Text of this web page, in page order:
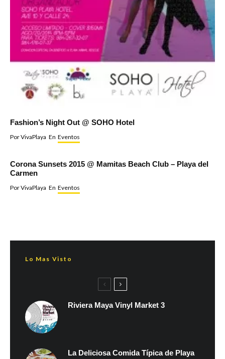
Fashion’s Night Out @ SOHO Hotel
PorVivaPlaya En Eventos
Corona Sunsets 2015 @ Mamitas Beach Club – Playa del
Carmen
PorVivaPlaya En Eventos
Lo Mas Visto
Riviera Maya Vinyl Market 3
La Deliciosa Comida Típica de Playa